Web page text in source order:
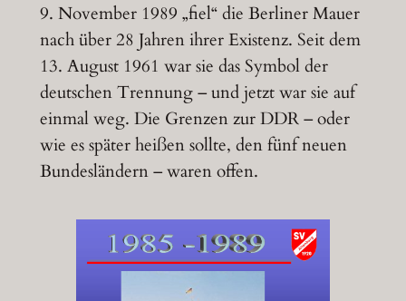
9. November 1989 „fiel“ die Berliner Mauer
nach über 28 Jahren ihrer Existenz. Seit dem
13. August 1961 war sie das Symbol der
deutschen Trennung – und jetzt war sie auf
einmal weg. Die Grenzen zur DDR – oder
wie es später heißen sollte, den fünf neuen
Bundesländern – waren offen.